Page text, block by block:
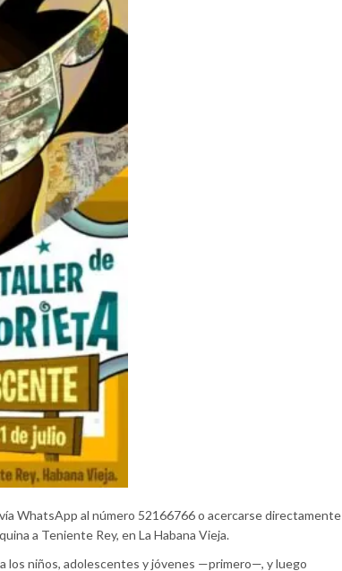
WhatsApp al número 52166766 o acercarse directamente
a Teniente Rey, en La Habana Vieja.
los niños, adolescentes y jóvenes ­—primero—, y luego